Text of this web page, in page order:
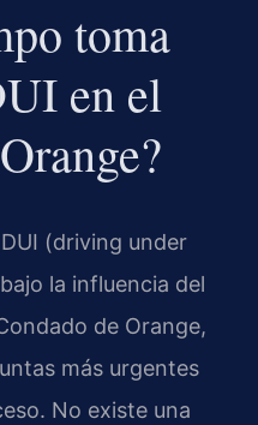
toma
en el
(driving under
la influencia del
de Orange,
más urgentes
No existe una